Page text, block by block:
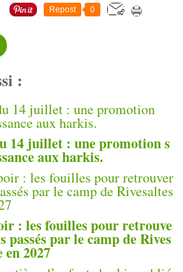
Repost 0
:
14 juillet : une promotion s
aux harkis.
: les fouilles pour retrouve
passés par le camp de Rives
2027